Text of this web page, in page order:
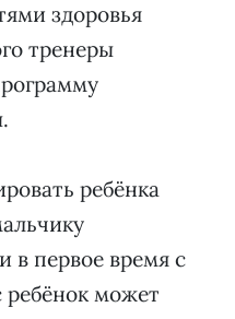
здоровья
тренеры
ребёнка
в первое время с
ребёнок может